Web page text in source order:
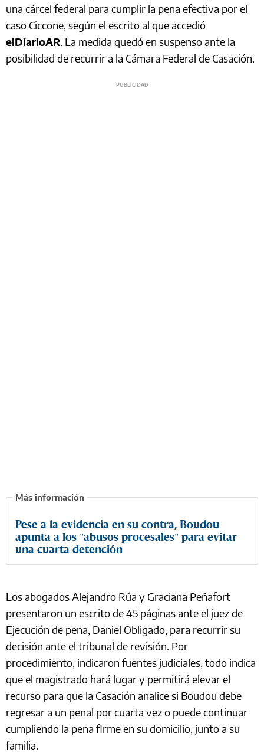
una cárcel federal para cumplir la pena efectiva por el
caso Ciccone, según el escrito al que accedió
elDiarioAR. La medida quedó en suspenso ante la
posibilidad de recurrir a la Cámara Federal de Casación.
Pese a la evidencia en su contra, Boudou
apunta a los "abusos procesales" para evitar
una cuarta detención
Los abogados Alejandro Rúa y Graciana Peñafort
presentaron un escrito de 45 páginas ante el juez de
Ejecución de pena, Daniel Obligado, para recurrir su
decisión ante el tribunal de revisión. Por
procedimiento, indicaron fuentes judiciales, todo indica
que el magistrado hará lugar y permitirá elevar el
recurso para que la Casación analice si Boudou debe
regresar a un penal por cuarta vez o puede continuar
cumpliendo la pena firme en su domicilio, junto a su
familia.